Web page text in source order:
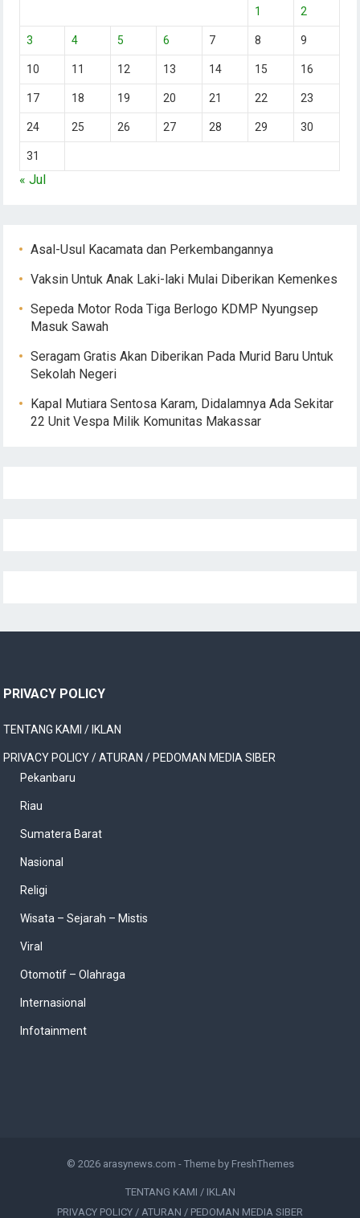
1 2
3 4 5 6 7 8 9
10 11 12 13 14 15 16
17 18 19 20 21 22 23
24 25 26 27 28 29 30
31
« Jul
Asal-Usul Kacamata dan Perkembangannya
Vaksin Untuk Anak Laki-laki Mulai Diberikan Kemenkes
Sepeda Motor Roda Tiga Berlogo KDMP Nyungsep
Masuk Sawah
Seragam Gratis Akan Diberikan Pada Murid Baru Untuk
Sekolah Negeri
Kapal Mutiara Sentosa Karam, Didalamnya Ada Sekitar
22 Unit Vespa Milik Komunitas Makassar
PRIVACY POLICY
TENTANG KAMI / IKLAN
PRIVACY POLICY / ATURAN / PEDOMAN MEDIA SIBER
Pekanbaru
Riau
Sumatera Barat
Nasional
Religi
Wisata – Sejarah – Mistis
Viral
Otomotif – Olahraga
Internasional
Infotainment
© 2026 arasynews.com - Theme by FreshThemes
TENTANG KAMI / IKLAN
PRIVACY POLICY / ATURAN / PEDOMAN MEDIA SIBER